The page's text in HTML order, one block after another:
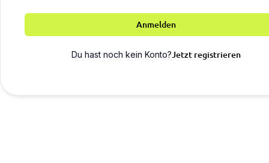
Anmelden
Du hast noch kein Konto?Jetzt registrieren